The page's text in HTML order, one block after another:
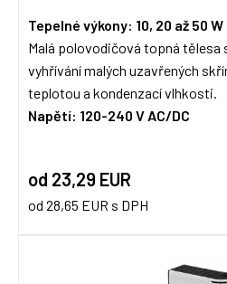
Tepelné výkony: 10, 20 až 50 W
Malá polovodičová topná tělesa
vyhřívání malých uzavřených
teplotou a kondenzací vlhkosti.
Napětí: 120-240 V AC/DC
od 23,29 EUR
od 28,65 EUR s DPH